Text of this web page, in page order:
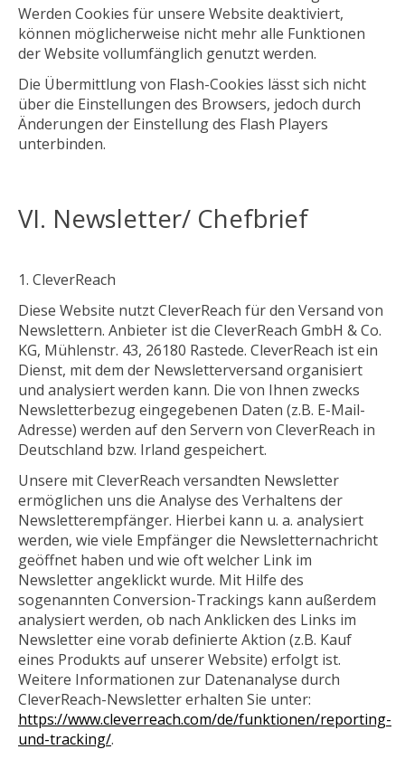
Werden Cookies für unsere Website deaktiviert,
können möglicherweise nicht mehr alle Funktionen
der Website vollumfänglich genutzt werden.
Die Übermittlung von Flash-Cookies lässt sich nicht
über die Einstellungen des Browsers, jedoch durch
Änderungen der Einstellung des Flash Players
unterbinden.
VI. Newsletter/ Chefbrief
CleverReach
Diese Website nutzt CleverReach für den Versand von
Newslettern. Anbieter ist die CleverReach GmbH & Co.
KG, Mühlenstr. 43, 26180 Rastede. CleverReach ist ein
Dienst, mit dem der Newsletterversand organisiert
und analysiert werden kann. Die von Ihnen zwecks
Newsletterbezug eingegebenen Daten (z.B. E-Mail-
Adresse) werden auf den Servern von CleverReach in
Deutschland bzw. Irland gespeichert.
Unsere mit CleverReach versandten Newsletter
ermöglichen uns die Analyse des Verhaltens der
Newsletterempfänger. Hierbei kann u. a. analysiert
werden, wie viele Empfänger die Newsletternachricht
geöffnet haben und wie oft welcher Link im
Newsletter angeklickt wurde. Mit Hilfe des
sogenannten Conversion-Trackings kann außerdem
analysiert werden, ob nach Anklicken des Links im
Newsletter eine vorab definierte Aktion (z.B. Kauf
eines Produkts auf unserer Website) erfolgt ist.
Weitere Informationen zur Datenanalyse durch
CleverReach-Newsletter erhalten Sie unter:
https://www.cleverreach.com/de/funktionen/reporting-
und-tracking/.